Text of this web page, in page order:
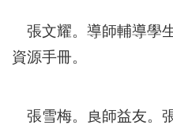
張文耀。導師輔導學
資源手冊。
張雪梅。良師益友。